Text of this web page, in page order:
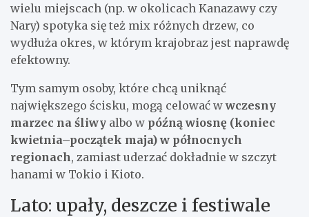
wielu miejscach (np. w okolicach Kanazawy czy
Nary) spotyka się też mix różnych drzew, co
wydłuża okres, w którym krajobraz jest naprawdę
efektowny.
Tym samym osoby, które chcą uniknąć
największego ścisku, mogą celować wwczesny
marzec na śliwy albo w późną wiosnę (koniec
kwietnia–początek maja) w północnych
regionach, zamiast uderzać dokładnie w szczyt
hanami w Tokio i Kioto.
Lato: upały, deszcze i festiwale